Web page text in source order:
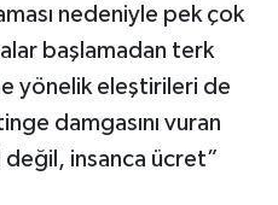
nedeniyle pek çok
başlamadan terk
yönelik eleştirileri de
damgasını vuran
insanca ücret”